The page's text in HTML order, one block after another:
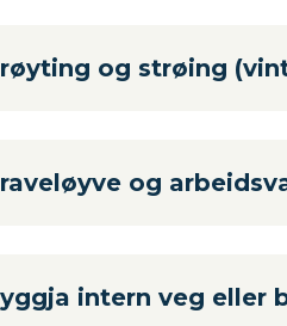
og strøing
og
intern veg eller